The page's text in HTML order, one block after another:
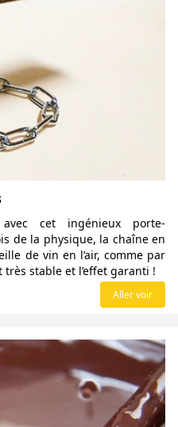
cet ingénieux porte-
de la physique, la chaîne en
de vin en l’air, comme par
stable et l’effet garanti !
Aller voir